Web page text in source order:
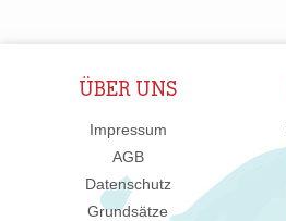
ÜBER UNS
Impressum
AGB
Datenschutz
Grundsätze